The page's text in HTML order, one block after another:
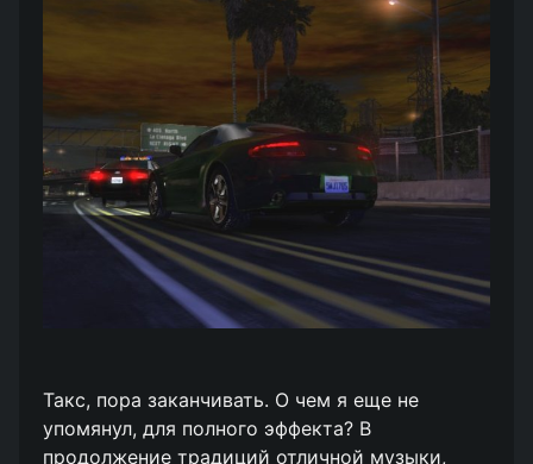
Такс, пора заканчивать. О чем я еще не
упомянул, для полного эффекта? В
продолжение традиций отличной музыки,